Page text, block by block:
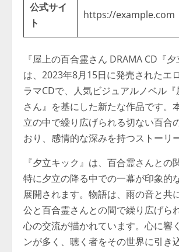
公式サイ
ト
https://example.com
『屋上の百合霊さん DRAMA CD『夕
は、2023年8月15日に発売されたエ
ラマCDで、人気ビジュアルノベル
さん』を基にした新たな作品です。
立の中で繰り広げられる切ない百合
おり、感情的な深みを持つストーリ
『夕立キック』は、百合霊さんとの
特に夕立の降る中での一幕が印象的
展開されます。物語は、雨の音と共
公と百合霊さんとの間で繰り広げら
心の交流が描かれています。心に響
ンが多く、聴く者をその世界に引き